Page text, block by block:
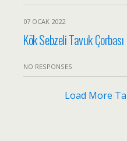
07 OCAK 2022
Kök Sebzeli Tavuk Çorbası
NO RESPONSES
Load More